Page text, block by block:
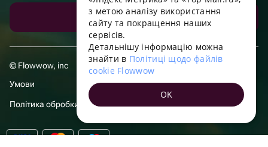
Завантажити додаток
© Flowwow, inc
Умови
Політика обробки даних
SPANISH
HUNGARIAN
FRENCH
TURKISH
POLISH
з метою аналізу використання
сайту та покращення наших
сервісів.
Детальнішу інформацію можна
знайти в Політиці щодо файлів
cookie Flowwow
OK